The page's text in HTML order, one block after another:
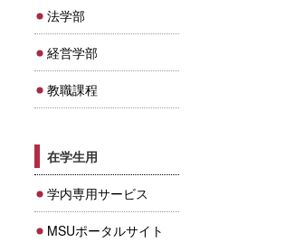
法学部
経営学部
教職課程
在学生用
学内専用サービス
MSUポータルサイト